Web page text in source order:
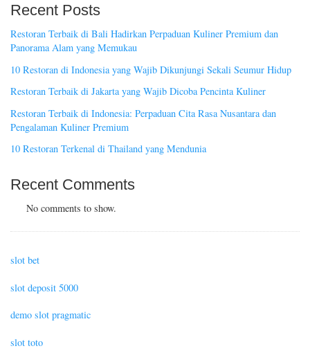
Recent Posts
Restoran Terbaik di Bali Hadirkan Perpaduan Kuliner Premium dan
Panorama Alam yang Memukau
10 Restoran di Indonesia yang Wajib Dikunjungi Sekali Seumur Hidup
Restoran Terbaik di Jakarta yang Wajib Dicoba Pencinta Kuliner
Restoran Terbaik di Indonesia: Perpaduan Cita Rasa Nusantara dan
Pengalaman Kuliner Premium
10 Restoran Terkenal di Thailand yang Mendunia
Recent Comments
No comments to show.
slot bet
slot deposit 5000
demo slot pragmatic
slot toto